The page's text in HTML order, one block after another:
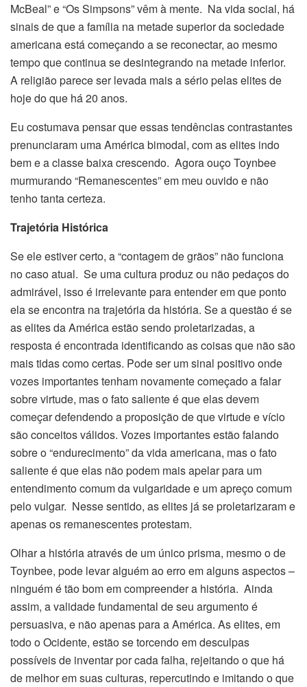
McBeal” e “Os Simpsons” vêm à mente. Na vida social, há
sinais de que a família na metade superior da sociedade
americana está começando a se reconectar, ao mesmo
tempo que continua se desintegrando na metade inferior.
A religião parece ser levada mais a sério pelas elites de
hoje do que há 20 anos.
Eu costumava pensar que essas tendências contrastantes
prenunciaram uma América bimodal, com as elites indo
bem e a classe baixa crescendo. Agora ouço Toynbee
murmurando “Remanescentes” em meu ouvido e não
tenho tanta certeza.
Trajetória Histórica
Se ele estiver certo, a “contagem de grãos” não funciona
no caso atual. Se uma cultura produz ou não pedaços do
admirável, isso é irrelevante para entender em que ponto
ela se encontra na trajetória da história. Se a questão é se
as elites da América estão sendo proletarizadas, a
resposta é encontrada identificando as coisas que não são
mais tidas como certas. Pode ser um sinal positivo onde
vozes importantes tenham novamente começado a falar
sobre virtude, mas o fato saliente é que elas devem
começar defendendo a proposição de que virtude e vício
são conceitos válidos. Vozes importantes estão falando
sobre o “endurecimento” da vida americana, mas o fato
saliente é que elas não podem mais apelar para um
entendimento comum da vulgaridade e um apreço comum
pelo vulgar. Nesse sentido, as elites já se proletarizaram e
apenas os remanescentes protestam.
Olhar a história através de um único prisma, mesmo o de
Toynbee, pode levar alguém ao erro em alguns aspectos –
ninguém é tão bom em compreender a história. Ainda
assim, a validade fundamental de seu argumento é
persuasiva, e não apenas para a América. As elites, em
todo o Ocidente, estão se torcendo em desculpas
possíveis de inventar por cada falha, rejeitando o que há
de melhor em suas culturas, repercutindo e imitando o que